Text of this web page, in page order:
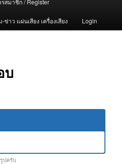
สมาชิก / Register
าว แผ่นเสียง เครื่องเสียง Login
บ
ปครับ